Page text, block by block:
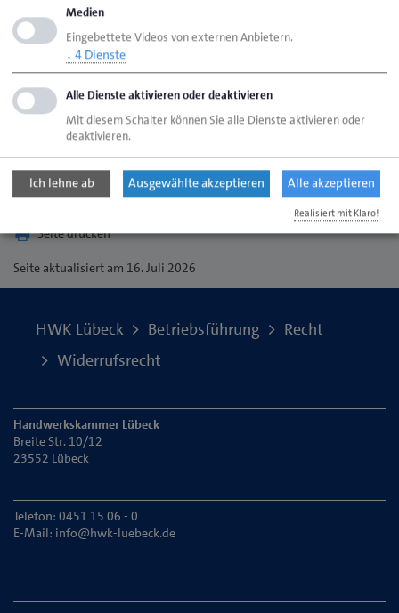
Verträge so schließen, dass kein
Widerrufsrecht ausgelöst wird
Alternative: Ordnungsgemäße Belehrung
über das Widerrufsrecht
Seite drucken
Seiteaktualisiert am 16. Juli 2026
HWK Lübeck Betriebsführung
Recht
Widerrufsrecht
Handwerkskammer Lübeck
Breite Str. 10/12
23552 Lübeck
Telefon: 0451 15 06 - 0
E-Mail: info@hwk-luebeck.de
Medien
Eingebettete Videos von externen Anbietern.
↓ 4 Dienste
Alle Dienste aktivieren oder deaktivieren
Mit diesem Schalter können Sie alle Dienste aktivieren oder
deaktivieren.
Ich lehne ab Ausgewählte akzeptieren Alle akzeptieren
Realisiert mit Klaro!